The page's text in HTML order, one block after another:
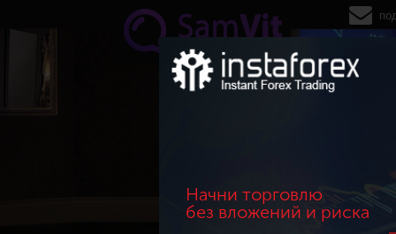
Перейти к основному содержанию
Начни торговлю
без вложений и риска